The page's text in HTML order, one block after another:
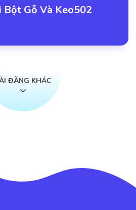
Bột Gỗ Và Keo502
ĐĂNG KHÁC